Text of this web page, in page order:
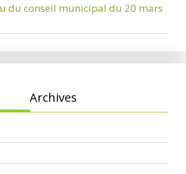
du conseil municipal du 20 mars
Archives